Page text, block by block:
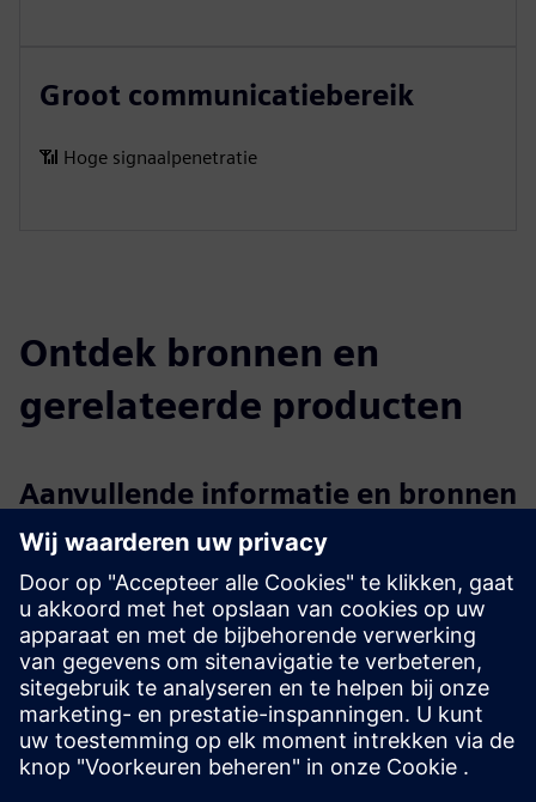
Groot communicatiebereik
📶 Hoge signaalpenetratie
Ontdek bronnen en
gerelateerde producten
Aanvullende informatie en bronnen
Allorado | Website
Integratie van een LoRa-thermostaatklep in BACnet met
Allorado
Integratie van een LoRa-thermostaatklep in BACnet met
Allorado
Integratie van een LoRa-elektriciteitsmeter als Modbus-
slave met Allorado